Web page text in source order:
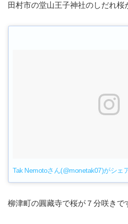
田村市の堂山王子神社のしだれ桜
Tak Nemotoさん(@monetak07)がシェ
柳津町の圓藏寺で桜が７分咲きで